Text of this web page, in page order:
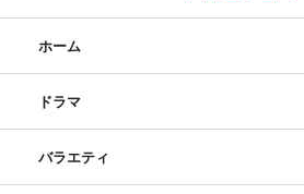
ホーム
ドラマ
バラエティ